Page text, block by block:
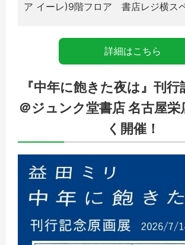
ア イーレ)9階フロア 書店レジ横ス
詳細はこちら
『中年に飽きた夜は』刊
＠ジュンク堂書店 名古屋
く開催！